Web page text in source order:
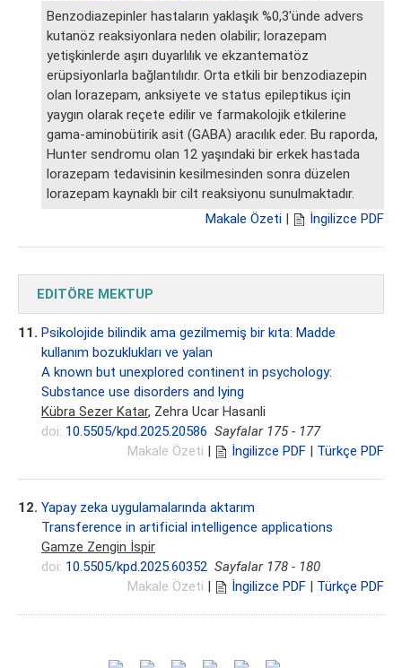
Benzodiazepinler hastaların yaklaşık %0,3'ünde advers
kutanöz reaksiyonlara neden olabilir; lorazepam
yetişkinlerde aşırı duyarlılık ve ekzantematöz
erüpsiyonlarla bağlantılıdır. Orta etkili bir benzodiazepin
olan lorazepam, anksiyete ve status epileptikus için
yaygın olarak reçete edilir ve farmakolojik etkilerine
gama-aminobütirik asit (GABA) aracılık eder. Bu raporda,
Hunter sendromu olan 12 yaşındaki bir erkek hastada
lorazepam tedavisinin kesilmesinden sonra düzelen
lorazepam kaynaklı bir cilt reaksiyonu sunulmaktadır.
Makale Özeti | İngilizce PDF
EDITÖRE MEKTUP
11. Psikolojide bilindik ama gezilmemiş bir kıta: Madde
kullanım bozuklukları ve yalan
A known but unexplored continent in psychology:
Substance use disorders and lying
Kübra Sezer Katar, Zehra Ucar Hasanli
doi: 10.5505/kpd.2025.20586 Sayfalar 175 - 177
Makale Özeti | İngilizce PDF | Türkçe PDF
12. Yapay zeka uygulamalarında aktarım
Transference in artificial intelligence applications
Gamze Zengin İspir
doi: 10.5505/kpd.2025.60352 Sayfalar 178 - 180
Makale Özeti | İngilizce PDF | Türkçe PDF